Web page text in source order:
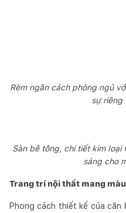
Rèm ngăn cách phòng ngủ
sự riêng
Sàn bê tông, chi tiết kim loại
sáng cho
Trang trí nội thất mang
Phong cách thiết kế của căn